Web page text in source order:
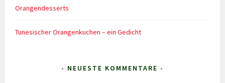
Orangendesserts
Tunesischer Orangenkuchen – ein Gedicht
- NEUESTE KOMMENTARE -